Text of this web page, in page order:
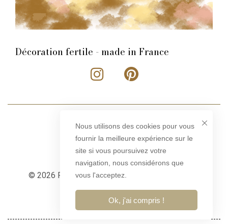
Décoration fertile - made in France
© 2026 Rose Philange – Tous droits réservés –
Conceptionibfy.fr
Nous utilisons des cookies pour vous
fournir la meilleure expérience sur le
site si vous poursuivez votre
navigation, nous considérons que
vous l'acceptez.
Ok, j'ai compris !